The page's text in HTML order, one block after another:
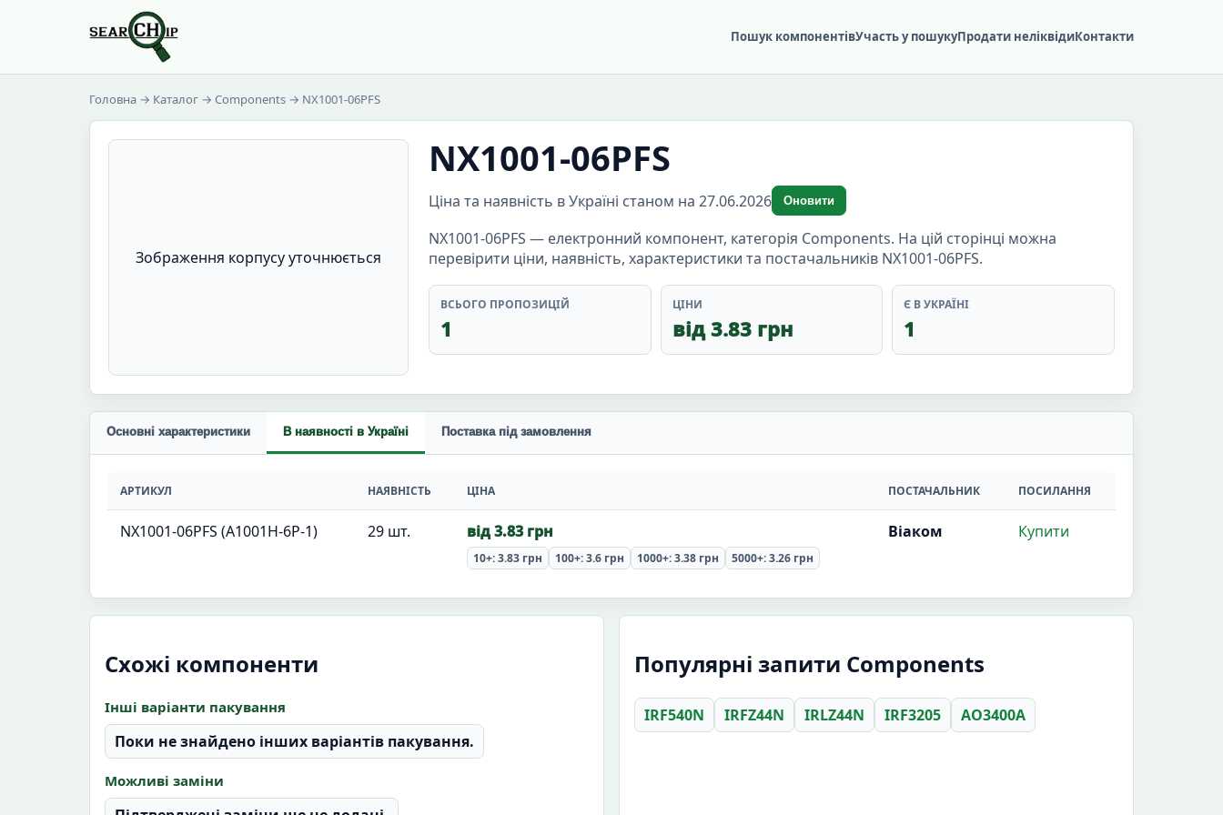
Пошук компонентівУчасть у пошукуПродати неліквідиКонтакти
Головна → Каталог → Components → NX1001-06PFS
Зображення корпусу уточнюється
NX1001-06PFS
Ціна та наявність в Україні станом на 27.06.2026 Оновити
NX1001-06PFS — електронний компонент, категорія Components. На цій сторінці можна
перевірити ціни, наявність, характеристики та постачальників NX1001-06PFS.
ВСЬОГО ПРОПОЗИЦІЙ
1
ЦІНИ
від 3.83 грн
Є В УКРАЇНІ
1
Основні характеристики В наявності в Україні Поставка під замовлення
АРТИКУЛ НАЯВНІСТЬ ЦІНА ПОСТАЧАЛЬНИК ПОСИЛАННЯ
NX1001-06PFS (A1001H-6P-1) 29 шт. від 3.83 грн
10+: 3.83 грн 100+: 3.6 грн 1000+: 3.38 грн 5000+: 3.26 грн
Віаком Купити
Схожі компоненти
Інші варіанти пакування
Поки не знайдено інших варіантів пакування.
Можливі заміни
Популярні запити Components
IRF540N IRFZ44N IRLZ44N IRF3205 AO3400A